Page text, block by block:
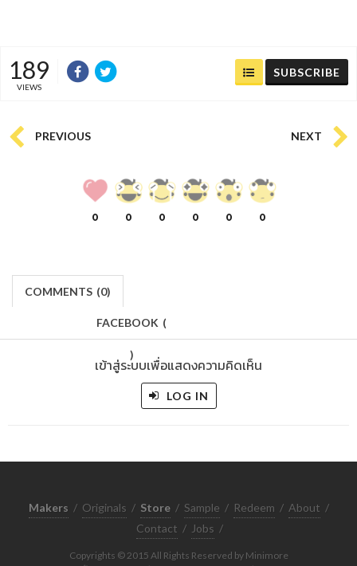
189
VIEWS
SUBSCRIBE
PREVIOUS NEXT
0 0 0 0 0 0
COMMENTS (0)
FACEBOOK (
)
เข้าสู่ระบบเพื่อแสดงความคิดเห็น
LOG IN
Makers / Originals / Store / Sample / Redeem / About /
Contact / Jobs /
Copyrights © 2015 All Rights Reserved by Minimore